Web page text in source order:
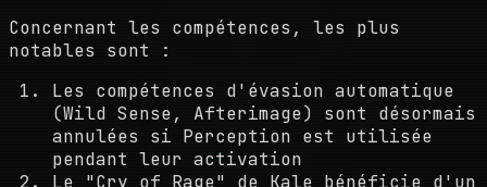
Concernant les compétences, les plus
notables sont :
Les compétences d'évasion automatique
(Wild Sense, Afterimage) sont désormais
annulées si Perception est utilisée
pendant leur activation
Le "Cry of Rage" de Kale bénéficie d'un